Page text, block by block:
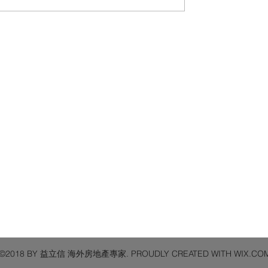
BY 益立信 海外房地產專家. PROUDLY CREATED WITH